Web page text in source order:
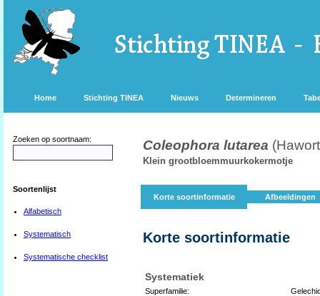
Home Stichting TINEA Nieuws Determineren
Zoeken op soortnaam:
Soortenlijst
Alfabetisch
Systematisch
Systematische checklist
Coleophora lutarea
Klein grootbloemmuurkokermotje
Korte soortinformatie Afbeeldingen
Korte soortinformatie
Systematiek
Superfamilie: